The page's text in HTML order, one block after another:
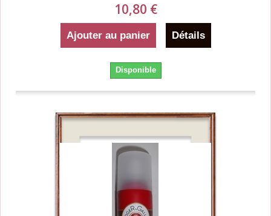
10,80 €
Ajouter au panier Détails
Disponible